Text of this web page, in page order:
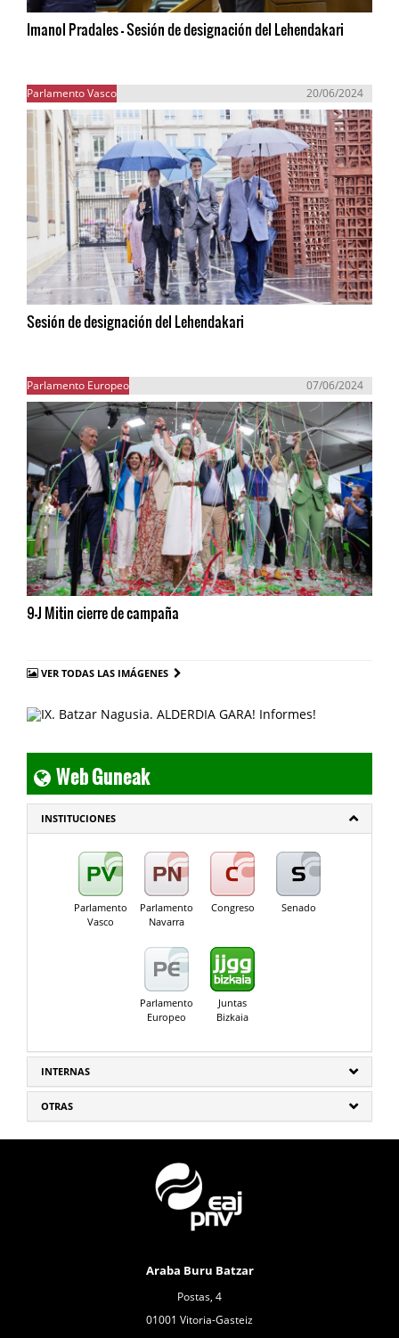
Imanol Pradales - Sesión de designación del Lehendakari
Parlamento Vasco 20/06/2024
Sesión de designación del Lehendakari
Parlamento Europeo 07/06/2024
9-J Mitin cierre de campaña
VER TODAS LAS IMÁGENES
Web Guneak
INSTITUCIONES
Parlamento
Vasco
Parlamento
Navarra
Congreso Senado
Parlamento
Europeo
Juntas
Bizkaia
INTERNAS
OTRAS
Araba Buru Batzar
Postas, 4
01001 Vitoria-Gasteiz